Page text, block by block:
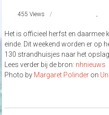
455 Views ,
Het is officieel herfst en daarmee
einde. Dit weekend worden er op
130 strandhuisjes naar het
Lees verder bij de bron: nhnieuws
Photo by Margaret Polinderon